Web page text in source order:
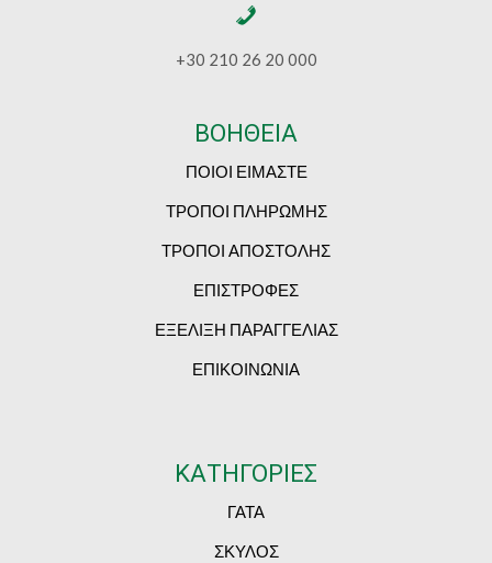
+30 210 26 20 000
ΒΟΗΘΕΙΑ
ΠΟΙΟΙ ΕΙΜΑΣΤΕ
ΤΡΟΠΟΙ ΠΛΗΡΩΜΗΣ
ΤΡΟΠΟΙ ΑΠΟΣΤΟΛΗΣ
ΕΠΙΣΤΡΟΦΕΣ
ΕΞΕΛΙΞΗ ΠΑΡΑΓΓΕΛΙΑΣ
ΕΠΙΚΟΙΝΩΝΙΑ
ΚΑΤΗΓΟΡΙΕΣ
ΓΑΤΑ
ΣΚΥΛΟΣ